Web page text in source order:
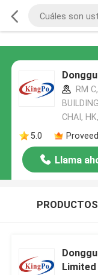
RM
CHAI,
5.0
Llama
PRODUCTOS
Limited